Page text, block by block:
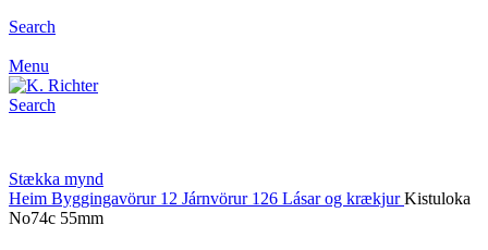
Search
Menu
Search
Stækka mynd
Heim Byggingavörur 12 Járnvörur 126 Lásar og krækjurKistuloka
No74c 55mm